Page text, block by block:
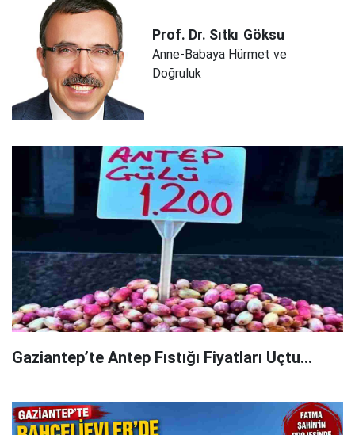
Prof. Dr. Sıtkı Göksu
Anne-Babaya Hürmet ve
Doğruluk
Gaziantep’te Antep Fıstığı Fiyatları Uçtu...